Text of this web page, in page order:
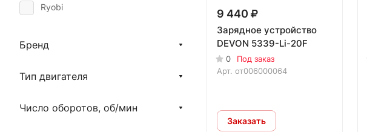
9 440
Зарядное устройство
DEVON 5339-Li-20F
0
Под заказ
Арт. от006000064
Заказать
Ryobi
STEINEL
HiKOKI
Euroboor
Бренд
Тип двигателя
Число оборотов, об/мин